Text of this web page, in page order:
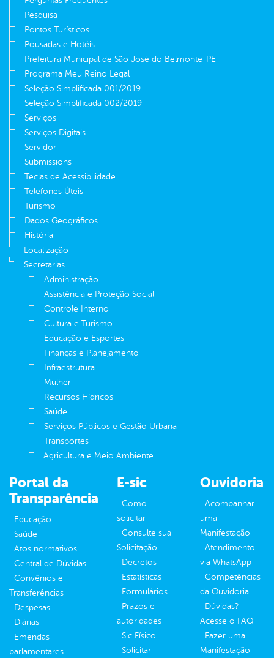
Pesquisa
Pontos Turísticos
Pousadas e Hotéis
Prefeitura Municipal de São José do Belmonte-PE
Programa Meu Reino Legal
Seleção Simplificada 001/2019
Seleção Simplificada 002/2019
Serviços
Serviços Digitais
Servidor
Submissions
Teclas de Acessibilidade
Telefones Úteis
Turismo
Dados Geográficos
História
Localização
Secretarias
Administração
Assistência e Proteção Social
Controle Interno
Cultura e Turismo
Educação e Esportes
Finanças e Planejamento
Infraestrutura
Mulher
Recursos Hídricos
Saúde
Serviços Públicos e Gestão Urbana
Transportes
Agricultura e Meio Ambiente
Portal da
Transparência
Educação
Saúde
Atos normativos
Central de Dúvidas
Convênios e
Transferências
Despesas
Diárias
Emendas
parlamentares
E-sic
Como
solicitar
Consulte sua
Solicitação
Decretos
Estatísticas
Formulários
Prazos e
autoridades
Sic Físico
Solicitar
Ouvidoria
Acompanhar
uma
Manifestação
Atendimento
via WhatsApp
Competências
da Ouvidoria
Dúvidas?
Acesse o FAQ
Fazer uma
Manifestação